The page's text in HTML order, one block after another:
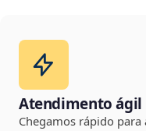
Atendimento ágil
Chegamos rápido